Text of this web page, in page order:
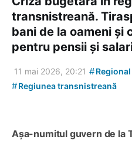
transnistreană.
bani de la oameni și
pentru pensii și
11 mai 2026, 20:21 #Regional
#Regiunea transnistreană
Așa-numitul guvern de la